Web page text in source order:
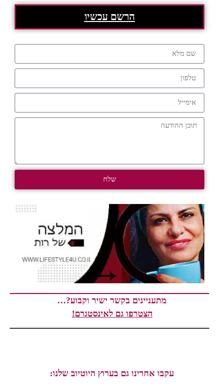
הרשם עכשיו
שלח
מתעניינים בקשר ישיר וקבוע?…
הצטרפו גם לאינסטגרם!
עקבו אחרינו גם בערוץ היוטיוב שלנו: